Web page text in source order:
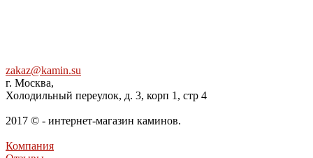
zakaz@kamin.su
г. Москва,
Холодильный переулок, д. 3, корп 1, стр 4
2017 © - интернет-магазин каминов.
Компания